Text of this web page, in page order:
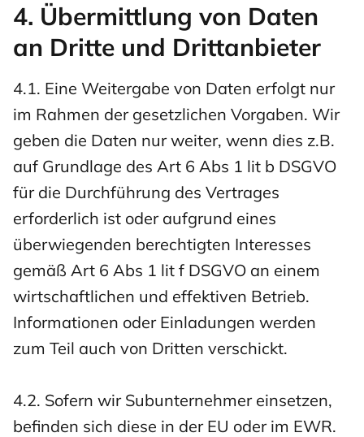
4. Übermittlung von Daten
an Dritte und Drittanbieter
4.1. Eine Weitergabe von Daten erfolgt nur
im Rahmen der gesetzlichen Vorgaben. Wir
geben die Daten nur weiter, wenn dies z.B.
auf Grundlage des Art 6 Abs 1 lit b DSGVO
für die Durchführung des Vertrages
erforderlich ist oder aufgrund eines
überwiegenden berechtigten Interesses
gemäß Art 6 Abs 1 lit f DSGVO an einem
wirtschaftlichen und effektiven Betrieb.
Informationen oder Einladungen werden
zum Teil auch von Dritten verschickt.
4.2. Sofern wir Subunternehmer einsetzen,
befinden sich diese in der EU oder im EWR.